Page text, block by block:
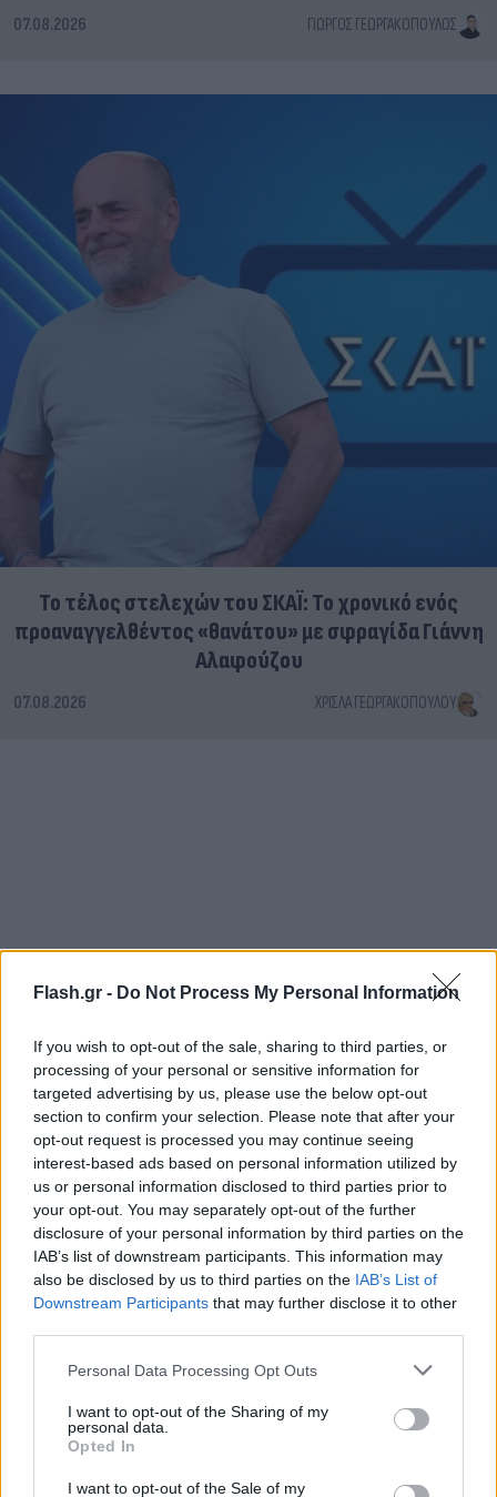
Flash.gr - Do Not Process My Personal Information
If you wish to opt-out of the sale, sharing to third parties, or
processing of your personal or sensitive information for
targeted advertising by us, please use the below opt-out
section to confirm your selection. Please note that after your
opt-out request is processed you may continue seeing
interest-based ads based on personal information utilized by
us or personal information disclosed to third parties prior to
your opt-out. You may separately opt-out of the further
disclosure of your personal information by third parties on the
IAB’s list of downstream participants. This information may
also be disclosed by us to third parties on the IAB’s List of
Downstream Participants that may further disclose it to other
Please note that this website/app uses one or more Google
not limited to your visit or usage behaviour. You may click to
grant or deny consent to Google and its third-party tags to
use your data for below specified purposes in below Google
consent section.
Personal Data Processing Opt Outs
I want to opt-out of the Sharing of my
personal data.
Opted In
I want to opt-out of the Sale of my
07.08.2026 ΓΙΏΡΓΟΣ ΓΕΩΡΓΑΚΌΠΟΥΛΟΣ
Το τέλος στελεχών του ΣΚΑΪ: Το χρονικό ενός
προαναγγελθέντος «θανάτου» με σφραγίδα Γιάννη
Αλαφούζου
07.08.2026 ΧΡΊΣΛΑ ΓΕΩΡΓΑΚΟΠΟΎΛΟΥ